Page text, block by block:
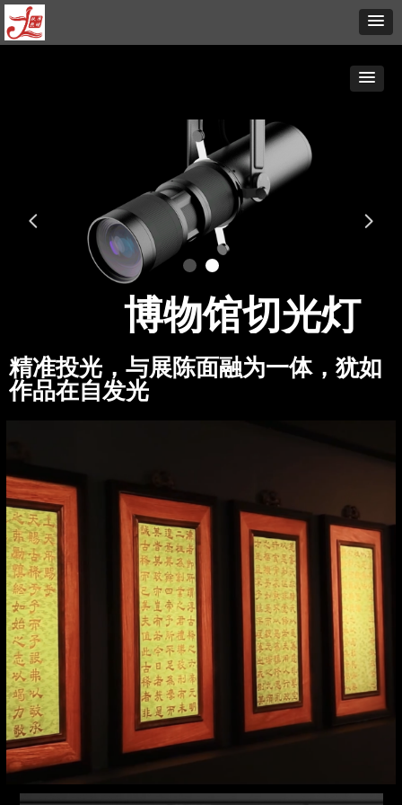
博物馆切光灯
精准投光，与展陈面融为一体，犹如
作品在自发光
넳 넲